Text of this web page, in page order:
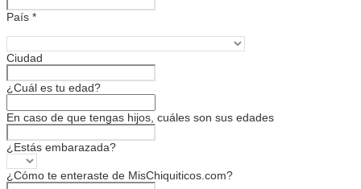
País *
Ciudad
¿Cuál es tu edad?
En caso de que tengas hijos, cuáles son sus edades
¿Estás embarazada?
¿Cómo te enteraste de MisChiquiticos.com?